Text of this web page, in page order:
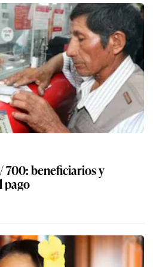
700: beneficiarios y
pago